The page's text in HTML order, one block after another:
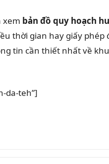
xem bản đồ quy hoạch
thời gian hay giấy
tin cần thiết nhất về
da-teh”]